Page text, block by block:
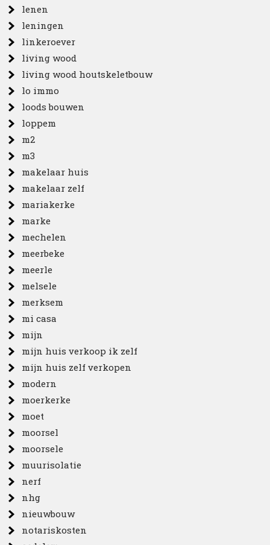
lenen
leningen
linkeroever
living wood
living wood houtskeletbouw
lo immo
loods bouwen
loppem
m2
m3
makelaar huis
makelaar zelf
mariakerke
marke
mechelen
meerbeke
meerle
melsele
merksem
mi casa
mijn
mijn huis verkoop ik zelf
mijn huis zelf verkopen
modern
moerkerke
moet
moorsel
moorsele
muurisolatie
nerf
nhg
nieuwbouw
notariskosten